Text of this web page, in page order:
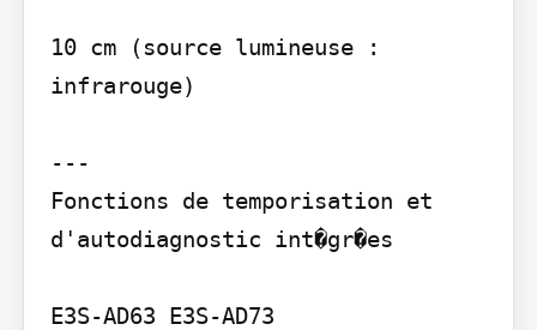
10 cm (source lumineuse :
infrarouge)
---
Fonctions de temporisation et
d'autodiagnostic int�gr�es
E3S-AD63 E3S-AD73